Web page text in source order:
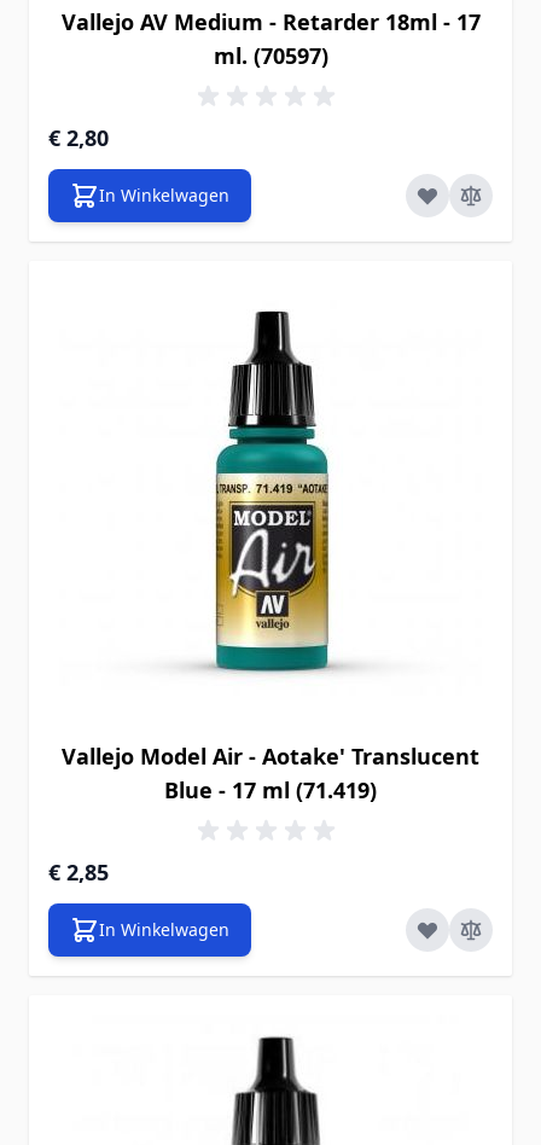
Vallejo AV Medium - Retarder 18ml - 17
ml. (70597)
€ 2,80
In Winkelwagen
Vallejo Model Air - Aotake' Translucent
Blue - 17 ml (71.419)
€ 2,85
In Winkelwagen